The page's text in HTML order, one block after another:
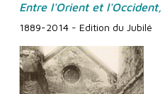
Entre l'Orient et l'Occident,
1889-2014 - Edition du Jubilé